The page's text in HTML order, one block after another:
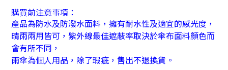
購買前注意事項：
產品為防水及防潑水面料，擁有耐水性及適宜的感光度，
晴雨兩用皆可，紫外線最佳遮蔽率取決於傘布面料顏色而
會有所不同，
雨傘為個人用品，除了瑕疵，售出不退換貨。